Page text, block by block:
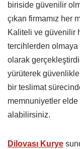
biriside güvenilir
çıkan firmamız her
Kaliteli ve güvenilir
tercihlerden
olarak
yürüterek
bir teslimat
memnuniyetler
alabilirsiniz.
Dilovası Kurye